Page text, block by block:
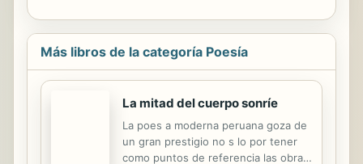
Más libros de la categoría Poesía
La mitad del cuerpo sonríe
La poes a moderna peruana goza de
un gran prestigio no s lo por tener
como puntos de referencia las obras